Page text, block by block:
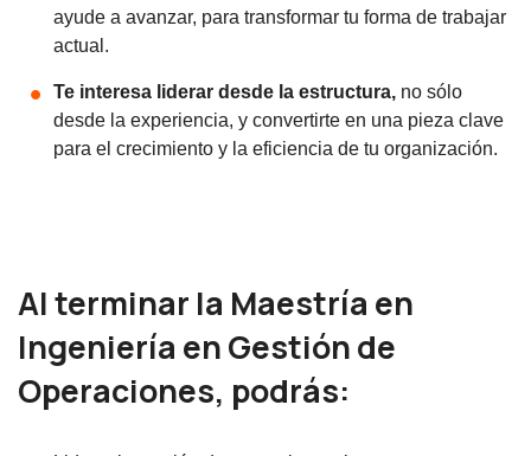
ayude a avanzar, para transformar tu forma de trabajar
actual.
Te interesa liderar desde la estructura, no sólo
desde la experiencia, y convertirte en una pieza clave
para el crecimiento y la eficiencia de tu organización.
Al terminar la Maestría en
Ingeniería en Gestión de
Operaciones, podrás: